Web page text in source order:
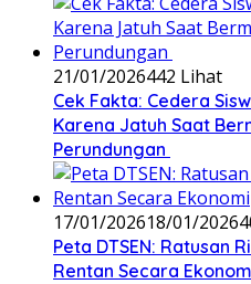
21/01/2026442 Lihat
Cek Fakta: Cedera
Karena Jatuh Saat
Perundungan ‎
17/01/202618/01/2026
‎Peta DTSEN: Ratusan
Rentan Secara